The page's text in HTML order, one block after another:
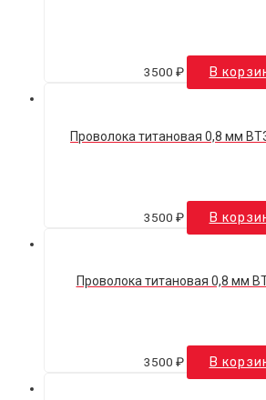
3500 ₽ В
Проволока титановая 0,8 мм
3500 ₽ В
Проволока титановая 0,8 мм
3500 ₽ В